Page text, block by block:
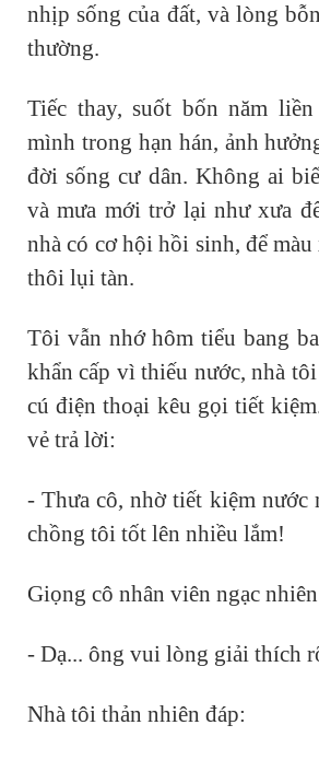
nhịp sống của đất, và lòng
thường.
Tiếc thay, suốt bốn năm
mình trong hạn hán, ảnh
đời sống cư dân. Không ai
và mưa mới trở lại như xưa
nhà có cơ hội hồi sinh, để
thôi lụi tàn.
Tôi vẫn nhớ hôm tiểu bang
khẩn cấp vì thiếu nước, nhà
cú điện thoại kêu gọi tiết
vẻ trả lời:
- Thưa cô, nhờ tiết kiệm nước
chồng tôi tốt lên nhiều lắm!
Giọng cô nhân viên ngạc
- Dạ... ông vui lòng giải thích
Nhà tôi thản nhiên đáp: